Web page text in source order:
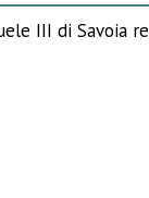
III di Savoia re